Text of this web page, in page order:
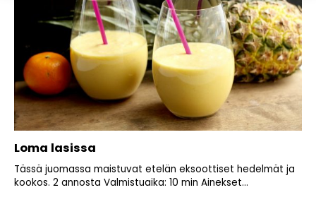
Loma lasissa
Tässä juomassa maistuvat etelän eksoottiset hedelmät ja
kookos. 2 annosta Valmistuaika: 10 min Ainekset...